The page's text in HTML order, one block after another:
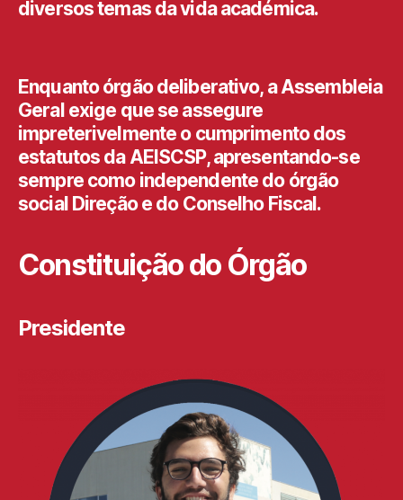
diversos temas da vida académica.
Enquanto órgão deliberativo, a Assembleia
Geral exige que se assegure
impreterivelmente o cumprimento dos
estatutos da AEISCSP, apresentando-se
sempre como independente do órgão
social Direção e do Conselho Fiscal.
Constituição do Órgão
Presidente